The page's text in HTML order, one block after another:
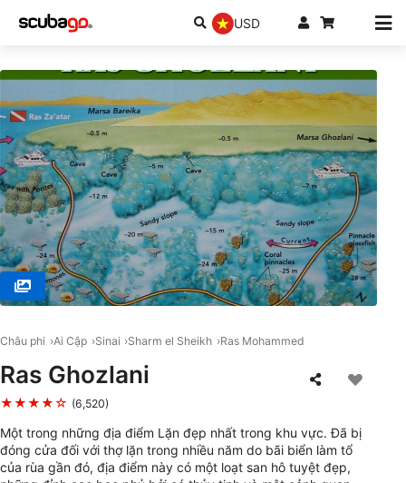
USD
Châu phi Ai Cập Sinai Sharm el Sheikh Ras Mohammed
Ras Ghozlani
★★★★☆ (6,520)
Một trong những địa điểm Lặn đẹp nhất trong khu vực. Đã bị
đóng cửa đối với thợ lặn trong nhiều năm do bãi biển làm tổ
của rùa gần đó, địa điểm này có một loạt san hô tuyệt đẹp,